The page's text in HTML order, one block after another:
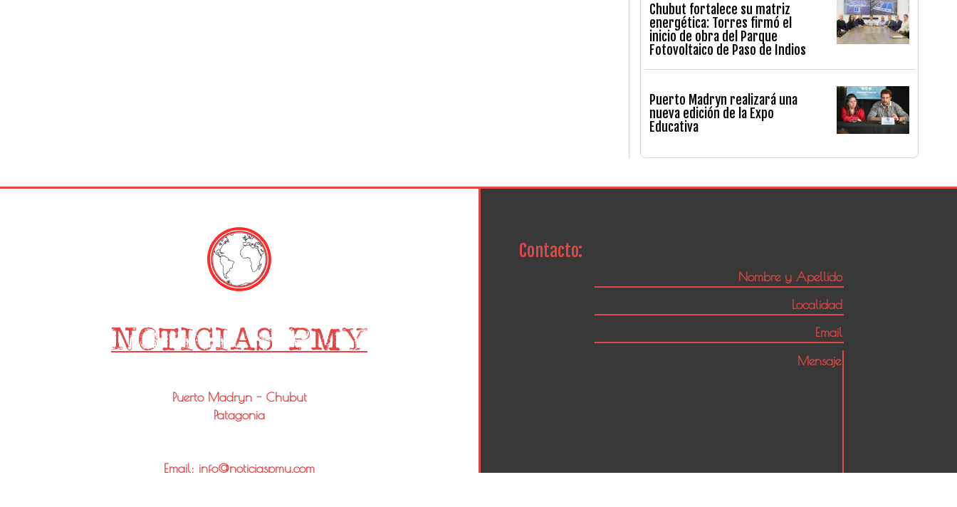
Chubut fortalece su matriz
energética: Torres firmó el
inicio de obra del Parque
Fotovoltaico de Paso de Indios
Puerto Madryn realizará una
nueva edición de la Expo
Educativa
Puerto Madryn - Chubut
Patagonia
Email: info@noticiaspmy.com
Contacto: